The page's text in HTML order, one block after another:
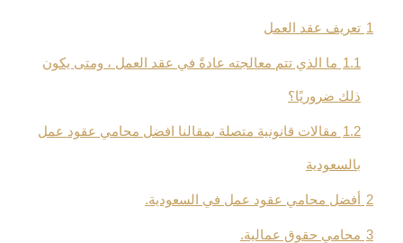
1 تعريف عقد العمل
1.1 ما الذي تتم معالجته عادةً في عقد العمل ، ومتى يكون
ذلك ضروريًا؟
1.2 مقالات قانونية متصلة بمقالنا افضل محامي عقود عمل
بالسعودية
2 أفضل محامي عقود عمل في السعودية.
3 محامي حقوق عمالية.